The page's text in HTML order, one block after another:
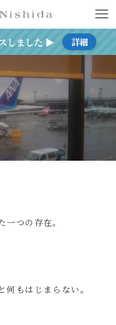
しました ▶ 詳細
つの存在。
もはじまらない。